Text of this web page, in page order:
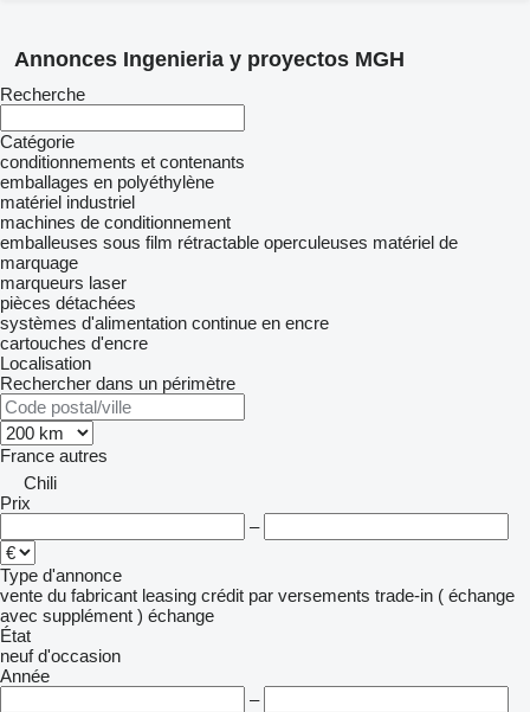
Annonces Ingenieria y proyectos MGH
Recherche
Catégorie
conditionnements et contenants
emballages en polyéthylène
matériel industriel
machines de conditionnement
emballeuses sous film rétractable operculeuses matériel de
marquage
marqueurs laser
pièces détachées
systèmes d'alimentation continue en encre
cartouches d'encre
Localisation
Rechercher dans un périmètre
France autres
Chili
Prix
–
Type d'annonce
vente du fabricant leasing crédit par versements trade-in ( échange
avec supplément ) échange
État
neuf d'occasion
Année
–